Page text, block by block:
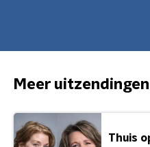
Meer uitzendingen
Thuis